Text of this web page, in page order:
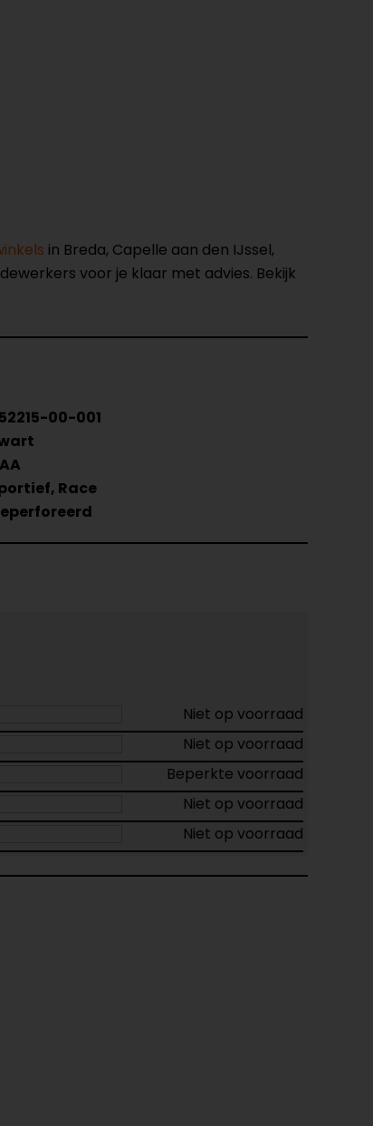
in Breda, Capelle aan den IJssel,
voor je klaar met advies. Bekijk
00-001
Race
Niet op voorraad
Niet op voorraad
Beperkte voorraad
Niet op voorraad
Niet op voorraad